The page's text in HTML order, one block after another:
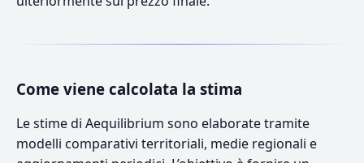
Come viene calcolata la stima
Le stime di Aequilibrium sono elaborate tramite
modelli comparativi territoriali, medie regionali e